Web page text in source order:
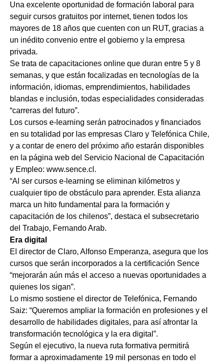
Una excelente oportunidad de formación laboral para
seguir cursos gratuitos por internet, tienen todos los
mayores de 18 años que cuenten con un RUT, gracias a
un inédito convenio entre el gobierno y la empresa
privada.
Se trata de capacitaciones online que duran entre 5 y 8
semanas, y que están focalizadas en tecnologías de la
información, idiomas, emprendimientos, habilidades
blandas e inclusión, todas especialidades consideradas
“carreras del futuro”.
Los cursos e-learning serán patrocinados y financiados
en su totalidad por las empresas Claro y Telefónica Chile,
y a contar de enero del próximo año estarán disponibles
en la página web del Servicio Nacional de Capacitación
y Empleo: www.sence.cl.
“Al ser cursos e-learning se eliminan kilómetros y
cualquier tipo de obstáculo para aprender. Esta alianza
marca un hito fundamental para la formación y
capacitación de los chilenos”, destaca el subsecretario
del Trabajo, Fernando Arab.
Era digital
El director de Claro, Alfonso Emperanza, asegura que los
cursos que serán incorporados a la certificación Sence
“mejorarán aún más el acceso a nuevas oportunidades a
quienes los sigan”.
Lo mismo sostiene el director de Telefónica, Fernando
Saiz: “Queremos ampliar la formación en profesiones y el
desarrollo de habilidades digitales, para así afrontar la
transformación tecnológica y la era digital”.
Según el ejecutivo, la nueva ruta formativa permitirá
formar a aproximadamente 19 mil personas en todo el